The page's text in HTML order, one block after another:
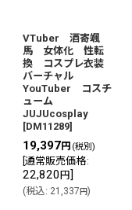
VTuber 酒寄颯
馬 女体化 性転
換 コスプレ衣装
バーチャル
YouTuber コスチ
ューム
JUJUcosplay
[DM11289]
19,397円 (税別)
通常販売価格:
22,820 円]
(税込: 21,337円)